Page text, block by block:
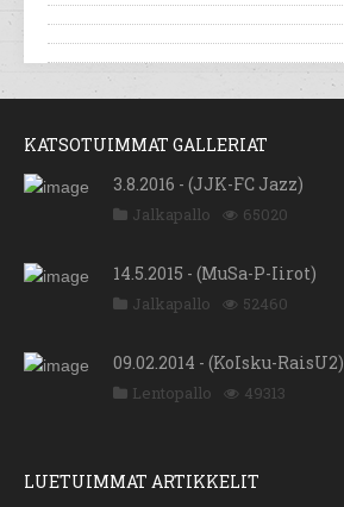
KATSOTUIMMAT GALLERIAT
3.8.2016 - (JJK-FC Jazz)
Jalkapallo 65020
14.5.2015 - (MuSa-P-Iirot)
Jalkapallo 52460
09.02.2014 - (KoIsku-RaisU2)
Lentopallo 49313
LUETUIMMAT ARTIKKELIT